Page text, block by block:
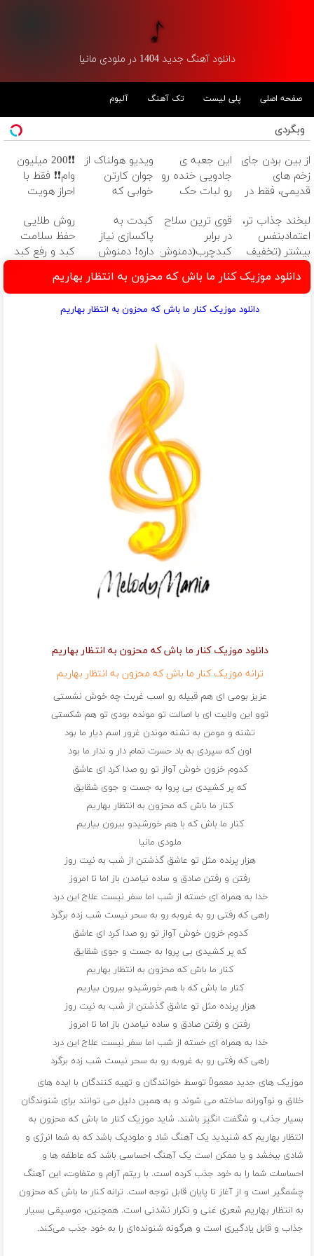
دانلود آهنگ جدید 1404 در ملودی مانیا
صفحه اصلی پلی لیست تک آهنگ آلبوم
وبگردی
از بین بردن جای
زخم های
قدیمی، فقط در
لیزر و جراحی)
این جعبه ی
جادویی خنده رو
رو لبات حک
خرید40%تخفیف
ویدیو هولناک از
جوان کارتن
خوابی که
آموزش رایگان
❗❗200 میلیون
وام❗❗ فقط با
احراز هویت
لبخند جذاب تر،
اعتمادبنفس
بیشتر (تخفیف
تا امشب)
قوی ترین سلاح
در برابر
کبدچرب(دمنوش
گیاهی55%تخفیف)
کبدت به
پاکسازی نیاز
داره! دمنوش
کبد55%تخفیف
روش طلایی
حفظ سلامت
کبد و رفع کبد
دمنوش کبد با
تخفیف ویژه)
دانلود موزیک کنار ما باش که محزون به انتظار بهاریم
دانلود موزیک کنار ما باش که محزون به انتظار بهاریم
دانلود موزیک کنار ما باش که محزون به انتظار بهاریم
ترانه موزیک کنار ما باش که محزون به انتظار بهاریم
عزیز بومی ای هم قبیله رو اسب غربت چه خوش نشستی
توو این ولایت ای با اصالت تو مونده بودی تو هم شکستی
تشنه و مومن به تشنه موندن غرور اسم دیار ما بود
اون که سپردی به باد حسرت تمام دار و ندار ما بود
کدوم خزون خوش آواز تو رو صدا کرد ای عاشق
که پر کشیدی بی پروا به جست و جوی شقایق
کنار ما باش که محزون به انتظار بهاریم
کنار ما باش که با هم خورشیدو بیرون بیاریم
ملودی مانیا
هزار پرنده مثل تو عاشق گذشتن از شب به نیت روز
رفتن و رفتن صادق و ساده نیامدن باز اما تا امروز
خدا به همراه ای خسته از شب اما سفر نیست علاج این درد
راهی که رفتی رو به غروبه رو به سحر نیست شب زده برگرد
کدوم خزون خوش آواز تو رو صدا کرد ای عاشق
که پر کشیدی بی پروا به جست و جوی شقایق
کنار ما باش که محزون به انتظار بهاریم
کنار ما باش که با هم خورشیدو بیرون بیاریم
هزار پرنده مثل تو عاشق گذشتن از شب به نیت روز
رفتن و رفتن صادق و ساده نیامدن باز اما تا امروز
خدا به همراه ای خسته از شب اما سفر نیست علاج این درد
راهی که رفتی رو به غروبه رو به سحر نیست شب زده برگرد
موزیک های جدید معمولاً توسط خوانندگان و تهیه کنندگان با ایده های
خلاق و نوآورانه ساخته می شوند و به همین دلیل می توانند برای شنوندگان
بسیار جذاب و شگفت انگیز باشند. شاید موزیک کنار ما باش که محزون به
انتظار بهاریم که شنیدید یک آهنگ شاد و ملودیک باشد که به شما انرژی و
شادی ببخشد و یا ممکن است یک آهنگ احساسی باشد که عاطفه ها و
احساسات شما را به خود جذب کرده است. با ریتم آرام و متفاوت، این آهنگ
چشمگیر است و از آغاز تا پایان قابل توجه است. ترانه کنار ما باش که محزون
به انتظار بهاریم شعری غنی و تکرار نشدنی است. همچنین، موسیقی بسیار
جذاب و قابل یادگیری است و هرگونه شنونده‌ای را به خود جذب می‌کند.